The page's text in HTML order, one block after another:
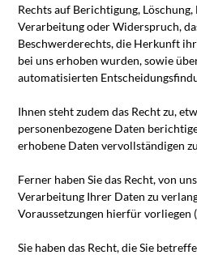
Rechts auf Berichtigung,
Verarbeitung oder Widerspruch,
Beschwerderechts, die Herkunft
bei uns erhoben wurden, sowie
automatisierten
Ihnen steht zudem das Recht zu,
personenbezogene Daten
erhobene Daten vervollständigen
Ferner haben Sie das Recht, von
Verarbeitung Ihrer Daten zu
Voraussetzungen hierfür vorliegen
Sie haben das Recht, die Sie